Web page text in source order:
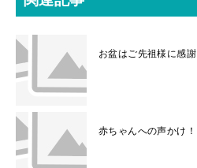
r
お盆はご先祖様に感謝
赤ちゃんへの声かけ！